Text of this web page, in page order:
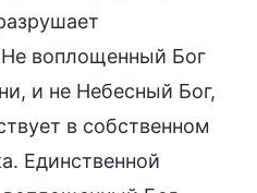
воплощенный Бог
и не Небесный Бог,
в собственном
Единственной